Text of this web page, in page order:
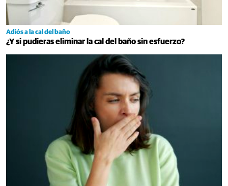
Adiós a la cal del baño
¿Y si pudieras eliminar la cal del baño sin esfuerzo?